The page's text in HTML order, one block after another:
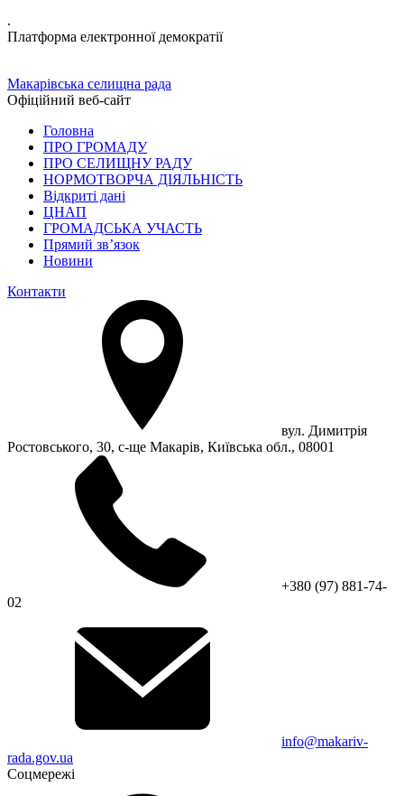
.
Платформа електронної демократії
Макарівська селищна рада
Офіційний веб-сайт
Головна
ПРО ГРОМАДУ
ПРО СЕЛИЩНУ РАДУ
НОРМОТВОРЧА ДІЯЛЬНІСТЬ
Відкриті дані
ЦНАП
ГРОМАДСЬКА УЧАСТЬ
Прямий зв’язок
Новини
Контакти
вул. Димитрія
Ростовського, 30, с-ще Макарів, Київська обл., 08001
+380 (97) 881-74-
02
info@makariv-
rada.gov.ua
Соцмережі